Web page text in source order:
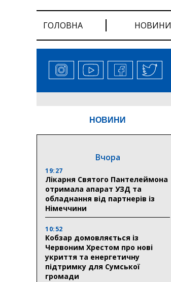
ГОЛОВНА НОВИНИ
НОВИНИ
Вчора
19:27
Лікарня Святого Пантелеймона
отримала апарат УЗД та
обладнання від партнерів із
Німеччини
10:52
Кобзар домовляється із
Червоним Хрестом про нові
укриття та енергетичну
підтримку для Сумської
громади